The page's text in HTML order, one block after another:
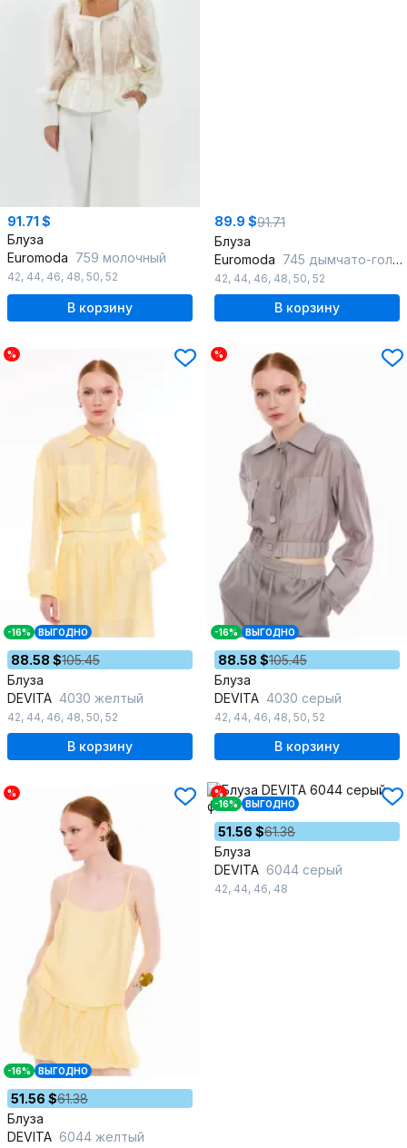
91.71 $
Блуза
Euromoda 759 молочный
42, 44, 46, 48, 50, 52
В корзину
89.9 $91.71
Блуза
Euromoda 745 дымчато-голубой
42, 44, 46, 48, 50, 52
В корзину
%
-16% ВЫГОДНО
88.58 $105.45
Блуза
DEVITA 4030 желтый
42, 44, 46, 48, 50, 52
В корзину
%
-16% ВЫГОДНО
88.58 $105.45
Блуза
DEVITA 4030 серый
42, 44, 46, 48, 50, 52
В корзину
%
-16% ВЫГОДНО
51.56 $61.38
Блуза
DEVITA 6044 желтый
%
-16%
ВЫГОДНО
51.56 $61.38
Блуза
DEVITA 6044 серый
42, 44, 46, 48